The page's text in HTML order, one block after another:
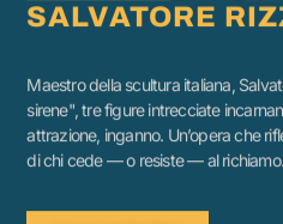
SALVATORE
Maestro della scultura italiana,
sirene", tre figure intrecciate
attrazione, inganno. Un’opera che
di chi cede — o resiste — al richiamo.